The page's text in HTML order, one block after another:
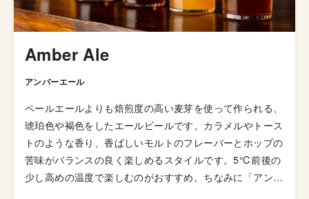
す。
Amber Ale
アンバーエール
ペールエールよりも焙煎度の高い麦芽を使って作られる、
琥珀色や褐色をしたエールビールです。カラメルやトース
トのような香り、香ばしいモルトのフレーバーとホップの
苦味がバランスの良く楽しめるスタイルです。5℃前後の
少し高めの温度で楽しむのがおすすめ。ちなみに「アンバ